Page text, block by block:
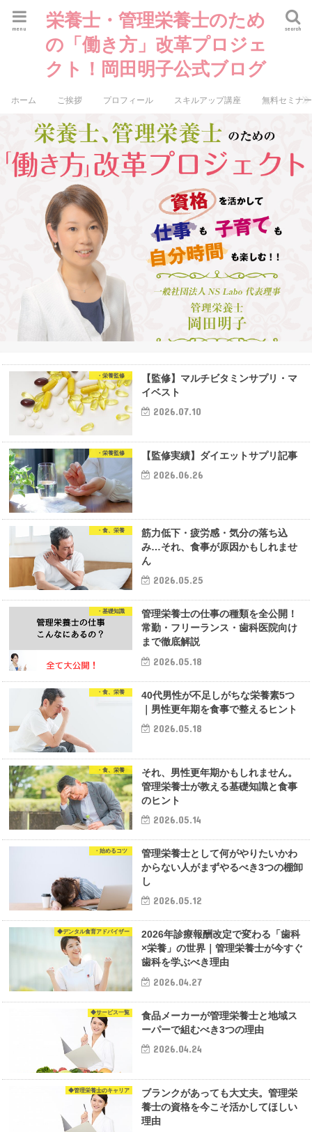
栄養士・管理栄養士のため
の「働き方」改革プロジェ
クト！岡田明子公式ブログ
search
menu
ホーム ご挨拶 プロフィール スキルアップ講座 無料セミナー
・栄養監修
【監修】マルチビタミンサプリ・マ
イベスト
2026.07.10
・栄養監修 【監修実績】ダイエットサプリ記事
2026.06.26
・食、栄養
筋力低下・疲労感・気分の落ち込
み…それ、食事が原因かもしれませ
ん
2026.05.25
・基礎知識
管理栄養士の仕事の種類を全公開！
常勤・フリーランス・歯科医院向け
まで徹底解説
2026.05.18
・食、栄養
40代男性が不足しがちな栄養素5つ
｜男性更年期を食事で整えるヒント
2026.05.18
・食、栄養
それ、男性更年期かもしれません。
管理栄養士が教える基礎知識と食事
のヒント
2026.05.14
・始めるコツ
管理栄養士として何がやりたいかわ
からない人がまずやるべき3つの棚卸
し
2026.05.12
◆デンタル食育アドバイザー
2026年診療報酬改定で変わる「歯科
×栄養」の世界｜管理栄養士が今すぐ
歯科を学ぶべき理由
2026.04.27
◆サービス一覧
食品メーカーが管理栄養士と地域ス
ーパーで組むべき3つの理由
2026.04.24
◆管理栄養士のキャリア
ブランクがあっても大丈夫。管理栄
養士の資格を今こそ活かしてほしい
理由